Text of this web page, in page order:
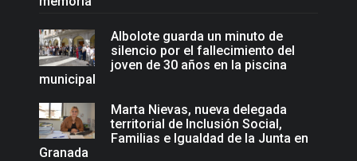
Albolote guarda un minuto de
silencio por el fallecimiento del
joven de 30 años en la piscina
municipal
Marta Nievas, nueva delegada
territorial de Inclusión Social,
Familias e Igualdad de la Junta en
Granada